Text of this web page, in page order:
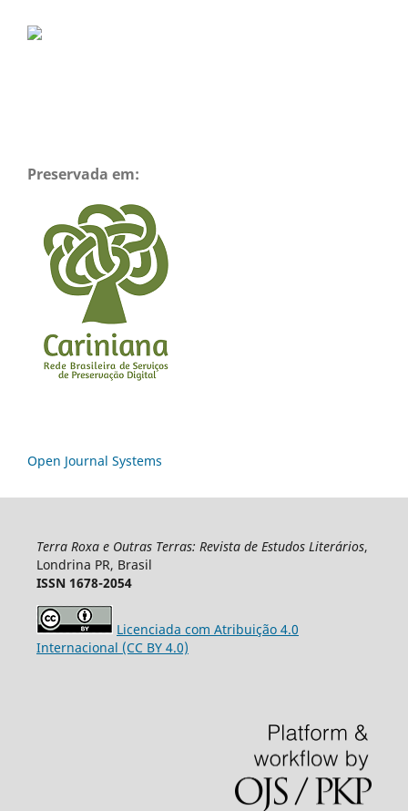
Preservada em:
Open Journal Systems
Terra Roxa e Outras Terras: Revista de Estudos Literários,
Londrina PR, Brasil
ISSN 1678-2054
Licenciada com Atribuição 4.0
Internacional (CC BY 4.0)